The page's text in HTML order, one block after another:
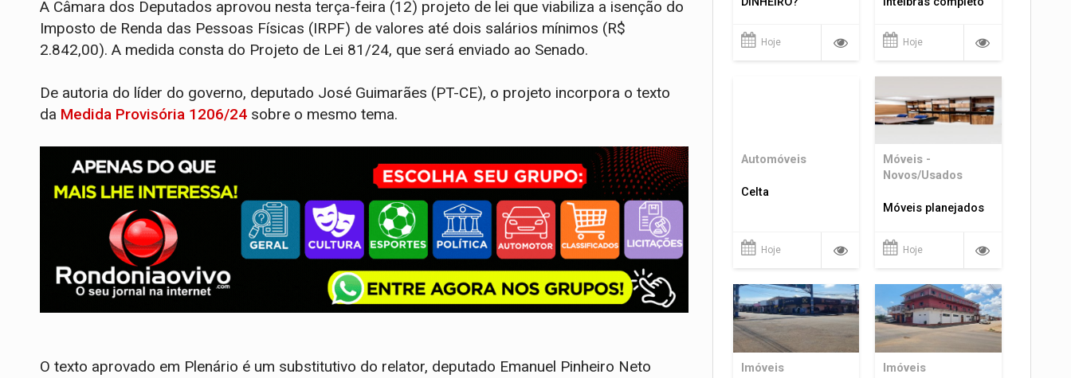
A Câmara dos Deputados aprovou nesta terça-feira (12) projeto de lei que viabiliza a isenção do
Imposto de Renda das Pessoas Físicas (IRPF) de valores até dois salários mínimos (R$
2.842,00). A medida consta do Projeto de Lei 81/24, que será enviado ao Senado.
De autoria do líder do governo, deputado José Guimarães (PT-CE), o projeto incorpora o texto
da Medida Provisória 1206/24 sobre o mesmo tema.
O texto aprovado em Plenário é um substitutivo do relator, deputado Emanuel Pinheiro Neto
Hoje Hoje
Automóveis
Celta
Hoje
Móveis -
Novos/Usados
Móveis planejados
Hoje
Imóveis Imóveis